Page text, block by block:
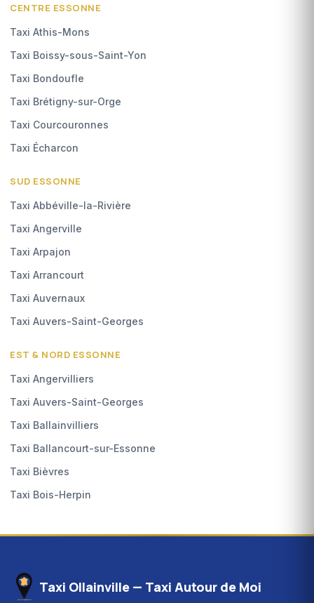
CENTRE ESSONNE
Taxi Athis-Mons
Taxi Boissy-sous-Saint-Yon
Taxi Bondoufle
Taxi Brétigny-sur-Orge
Taxi Courcouronnes
Taxi Écharcon
SUD ESSONNE
Taxi Abbéville-la-Rivière
Taxi Angerville
Taxi Arpajon
Taxi Arrancourt
Taxi Auvernaux
Taxi Auvers-Saint-Georges
EST & NORD ESSONNE
Taxi Angervilliers
Taxi Auvers-Saint-Georges
Taxi Ballainvilliers
Taxi Ballancourt-sur-Essonne
Taxi Bièvres
Taxi Bois-Herpin
Taxi Ollainville — Taxi Autour de Moi